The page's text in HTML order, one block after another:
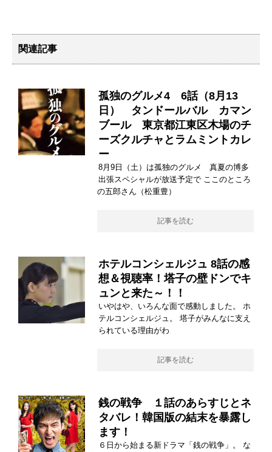
関連記事
孤独のグルメ4 6話（8月13
日） タンドールバル カマン
ブール 東京都江東区木場のチ
ーズクルチャとラムミントカレ
ー
8月9日（土）は孤独のグルメ 真夏の博多
出張スペシャルが放送予定で ここのところ
の五郎さん（松重豊）
記事を読む
ホテルコンシェルジュ 8話の感
想＆視聴率！塔子の壁ドンでキ
ュンと来た～！！
いやはや、いろんな面で感動しました。 ホ
テルコンシェルジュ。 塔子がみんなに支え
られている理由がわ
記事を読む
銭の戦争 １話のあらすじとネ
タバレ！韓国版の結末を暴露し
ます！
６日から始まる新ドラマ「銭の戦争」。 な